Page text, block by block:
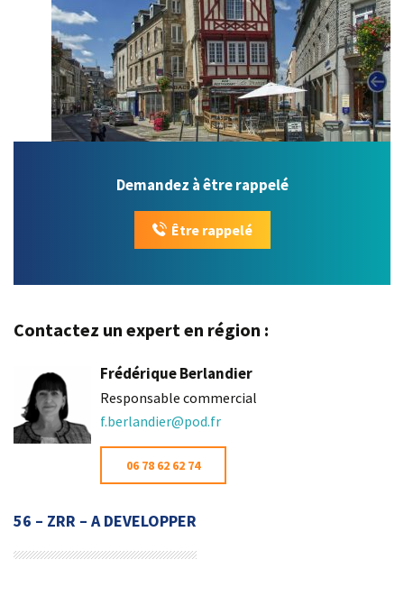
Demandez à être rappelé
Être rappelé
Contactez un expert en région :
Frédérique Berlandier
Responsable commercial
f.berlandier@pod.fr
06 78 62 62 74
56 – ZRR – A DEVELOPPER